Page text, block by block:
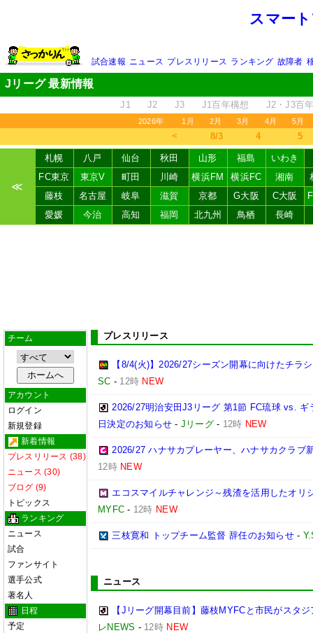
スマー
試合速報 ニュース プレスリリース ランキング 故障者
Jリーグ 最新情報
J1 J2 J3 J1百年構想 J2・J3百
2026年 1月 2月 3月 4月 5月
＜ 8/3 4 5
≪
札幌 八戸 仙台 秋田 山形 福島
いわき
FC東京
東京V 町田 川崎 横浜FM 横浜FC 湘南
藤枝
名古屋 岐阜 滋賀 京都 G大阪 C大阪
愛媛
今治 高知 福岡 北九州 鳥栖 長崎
チーム
アカウント
ログイン
新規登録
新着情報
プレスリリース (38)
ニュース (30)
ブログ (9)
トピックス
ランキング
ニュース
試合
ファンサイト
選手公式
著名人
日程
予定
プレスリリース
【8/4(火)】2026/27シーズン開幕に向けたチラ
SC - 12時 NEW
2026/27明治安田J3リーグ 第1節 FC琉球 vs.
日決定のお知らせ - Jリーグ - 12時 NEW
2026/27 ハナサカプレーヤー、ハナサカクラブ
12時 NEW
エコスマイルチャレンジ～残渣を活用したオリ
MYFC - 12時 NEW
三枝寛和 トップチーム監督 辞任のお知らせ-
ニュース
【Jリーグ開幕目前】藤枝MYFCと市民がスタ
レNEWS - 12時 NEW